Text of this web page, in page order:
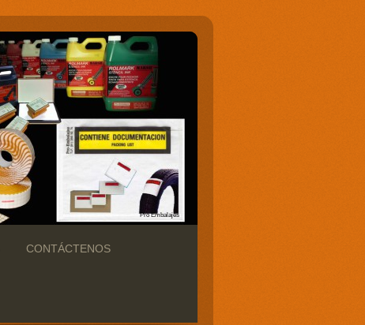
Pro Embalajes
CONTÁCTENOS